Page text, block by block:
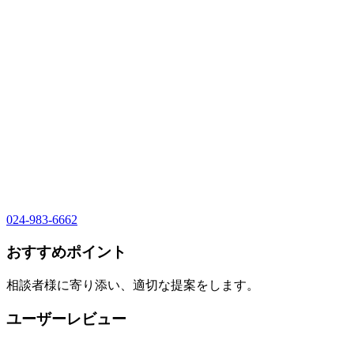
024-983-6662
おすすめポイント
相談者様に寄り添い、適切な提案をします。
ユーザーレビュー